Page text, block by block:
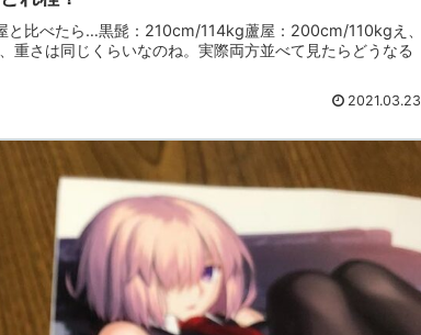
と比べたら…黒髭：210cm/114kg蘆屋：200cm/110kgえ、
さは同じくらいなのね。実際両方並べて見たらどうなる
2021.03.23